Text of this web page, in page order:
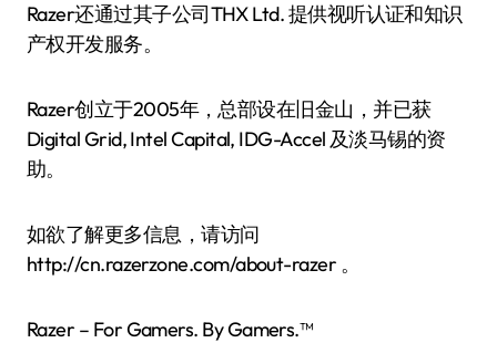
Razer还通过其子公司THX Ltd. 提供视听认证和知识
产权开发服务。
Razer创立于2005年，总部设在旧金山，并已获
Digital Grid, Intel Capital, IDG-Accel 及淡马锡的资
助。
如欲了解更多信息，请访问
http://cn.razerzone.com/about-razer 。
Razer – For Gamers. By Gamers.™